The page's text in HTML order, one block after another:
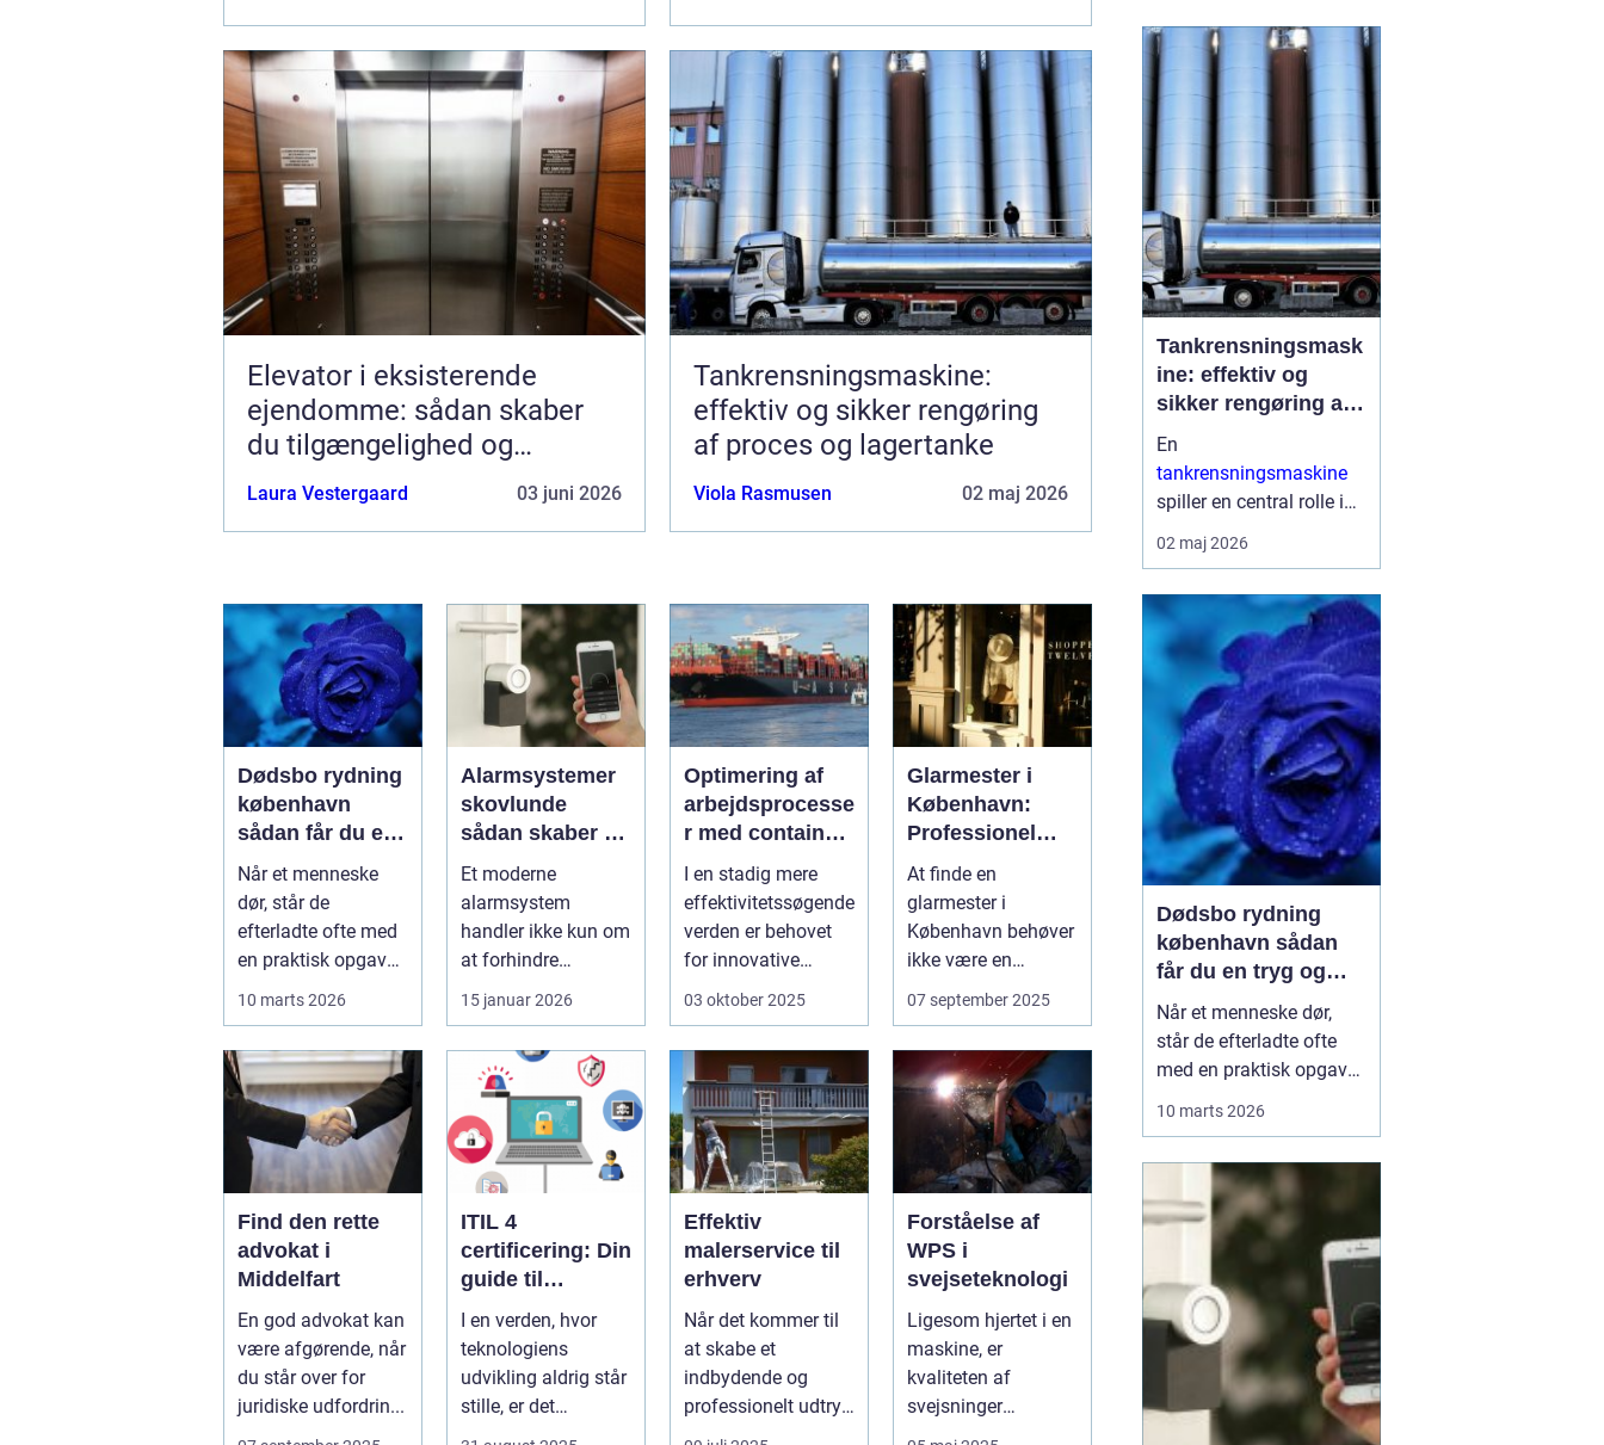
Elevator i eksisterende
ejendomme: sådan skaber
du tilgængelighed og
merværdi
Laura Vestergaard 03 juni 2026
Tankrensningsmaskine:
effektiv og sikker rengøring
af proces og lagertanke
Viola Rasmusen 02 maj 2026
Dødsbo rydning
københavn
sådan får du en
tryg og effektiv
løsning
Når et menneske
dør, står de
efterladte ofte med
en praktisk opgave,
10 marts 2026
Alarmsystemer
skovlunde
sådan skaber du
tryghed i
hverdagen
Et moderne
alarmsystem
handler ikke kun om
at forhindre
indbrud. For mange
familier og
virksomheder ...
15 januar 2026
Optimering af
arbejdsprocesse
r med container
tilter
I en stadig mere
effektivitetssøgende
verden er behovet
for innovative
løsninger, der ...
03 oktober 2025
Glarmester i
København:
Professionel
løsning til alle
behov
At finde en
glarmester i
København behøver
ikke være en
udfordrende
opgave. I en...
07 september 2025
Find den rette
advokat i
Middelfart
En god advokat kan
være afgørende, når
du står over for
juridiske udfordrin...
ITIL 4
certificering: Din
guide til
fremtidens IT-
service
management
I en verden, hvor
teknologiens
udvikling aldrig står
stille, er det
Effektiv
malerservice til
erhverv
Når det kommer til
at skabe et
indbydende og
professionelt udtryk
i erhvervslokaler, er
Forståelse af
WPS i
svejseteknologi
Ligesom hjertet i en
maskine, er
kvaliteten af
svejsninger
afgørende for
ejendomsværdi. Når en
ældre opgang får
instal...
Tankrensningsmask
ine: effektiv og
sikker rengøring af
proces og
lagertanke
En
tankrensningsmaskine
spiller en central rolle i
mange industrier, hvor
hygiejne, sikkerhed og
Når tanke bruges til
fødevarer, pharma, kemi
eller på skibe, sti...
02 maj 2026
Dødsbo rydning
københavn sådan
får du en tryg og
effektiv løsning
Når et menneske dør,
står de efterladte ofte
med en praktisk opgave,
minder i hvert rum, og
samtidig presser
tidsfrister, skifteret og
måske et boligskifte på.
Her kan professionel
10 marts 2026